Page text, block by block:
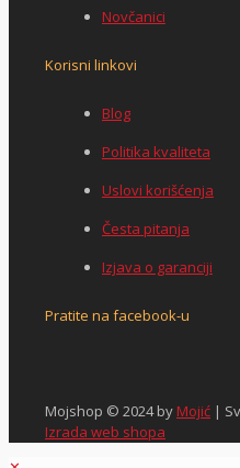
Novčanici
Korisni linkovi
Blog
Politika kvaliteta
Uslovi korišćenja
Česta pitanja
Izjava o garanciji
Pratite na facebook-u
Mojshop © 2024 byMojić |
Izrada web shopa